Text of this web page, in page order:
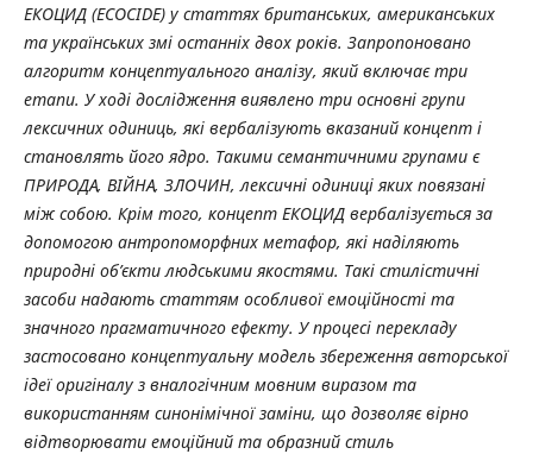
ЕКОЦИД (ECOCIDE) у статтях британських, американських
та українських змі останніх двох років. Запропоновано
алгоритм концептуального аналізу, який включає три
етапи. У ході дослідження виявлено три основні групи
лексичних одиниць, які вербалізують вказаний концепт і
становлять його ядро. Такими семантичними групами є
ПРИРОДА, ВІЙНА, ЗЛОЧИН, лексичні одиниці яких повязані
між собою. Крім того, концепт ЕКОЦИД вербалізується за
допомогою антропоморфних метафор, які наділяють
природні об’єкти людськими якостями. Такі стилістичні
засоби надають статтям особливої емоційності та
значного прагматичного ефекту. У процесі перекладу
застосовано концептуальну модель збереження авторської
ідеї оригіналу з вналогічним мовним виразом та
використанням синонімічної заміни, що дозволяє вірно
відтворювати емоційний та образний стиль